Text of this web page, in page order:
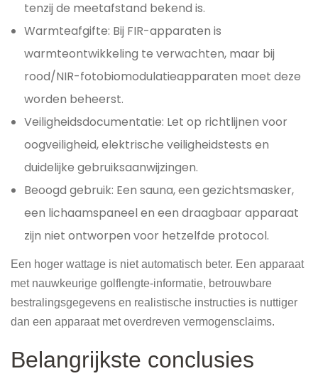
tenzij de meetafstand bekend is.
Warmteafgifte: Bij FIR-apparaten is
warmteontwikkeling te verwachten, maar bij
rood/NIR-fotobiomodulatieapparaten moet deze
worden beheerst.
Veiligheidsdocumentatie: Let op richtlijnen voor
oogveiligheid, elektrische veiligheidstests en
duidelijke gebruiksaanwijzingen.
Beoogd gebruik: Een sauna, een gezichtsmasker,
een lichaamspaneel en een draagbaar apparaat
zijn niet ontworpen voor hetzelfde protocol.
Een hoger wattage is niet automatisch beter. Een apparaat
met nauwkeurige golflengte-informatie, betrouwbare
bestralingsgegevens en realistische instructies is nuttiger
dan een apparaat met overdreven vermogensclaims.
Belangrijkste conclusies